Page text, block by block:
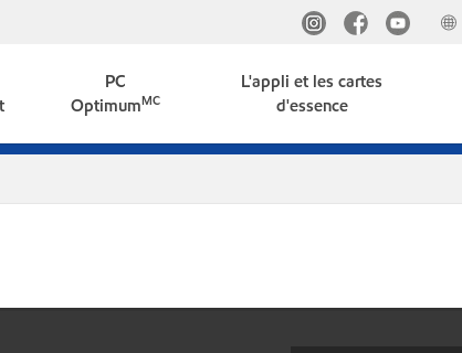
PC
OptimumMC
L'appli et les cartes
d'essence